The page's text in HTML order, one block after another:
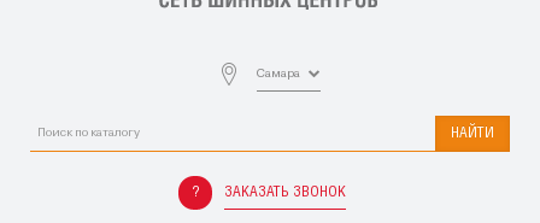
Самара
НАЙТИ
ЗАКАЗАТЬ ЗВОНОК